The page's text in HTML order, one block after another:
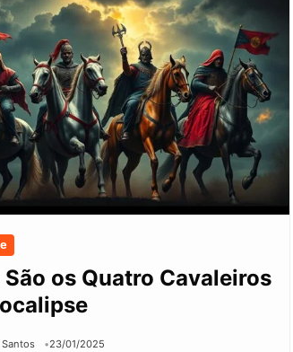
São os Quatro Cavaleiros
23/01/2025